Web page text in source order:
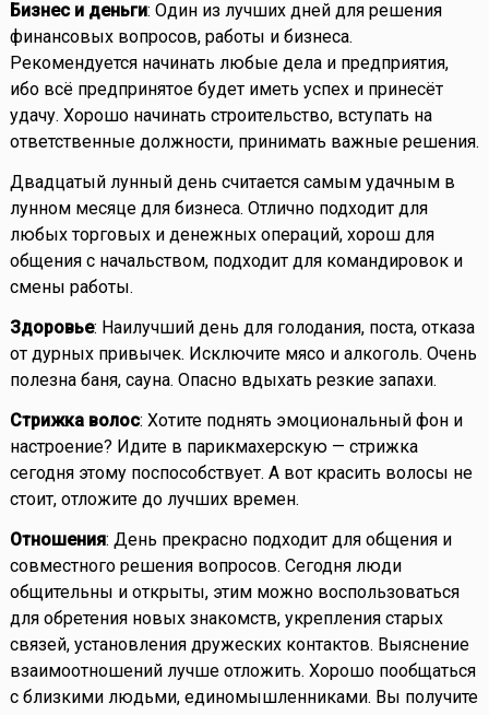
Бизнес и деньги: Один из лучших дней для решения
финансовых вопросов, работы и бизнеса.
Рекомендуется начинать любые дела и предприятия,
ибо всё предпринятое будет иметь успех и принесёт
удачу. Хорошо начинать строительство, вступать на
ответственные должности, принимать важные решения.
Двадцатый лунный день считается самым удачным в
лунном месяце для бизнеса. Отлично подходит для
любых торговых и денежных операций, хорош для
общения с начальством, подходит для командировок и
смены работы.
Здоровье: Наилучший день для голодания, поста, отказа
от дурных привычек. Исключите мясо и алкоголь. Очень
полезна баня, сауна. Опасно вдыхать резкие запахи.
Стрижка волос: Хотите поднять эмоциональный фон и
настроение? Идите в парикмахерскую — стрижка
сегодня этому поспособствует. А вот красить волосы не
стоит, отложите до лучших времен.
Отношения: День прекрасно подходит для общения и
совместного решения вопросов. Сегодня люди
общительны и открыты, этим можно воспользоваться
для обретения новых знакомств, укрепления старых
связей, установления дружеских контактов. Выяснение
взаимоотношений лучше отложить. Хорошо пообщаться
с близкими людьми, единомышленниками. Вы получите